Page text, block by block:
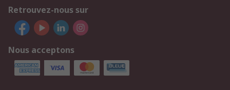
Retrouvez-nous sur
Nous acceptons